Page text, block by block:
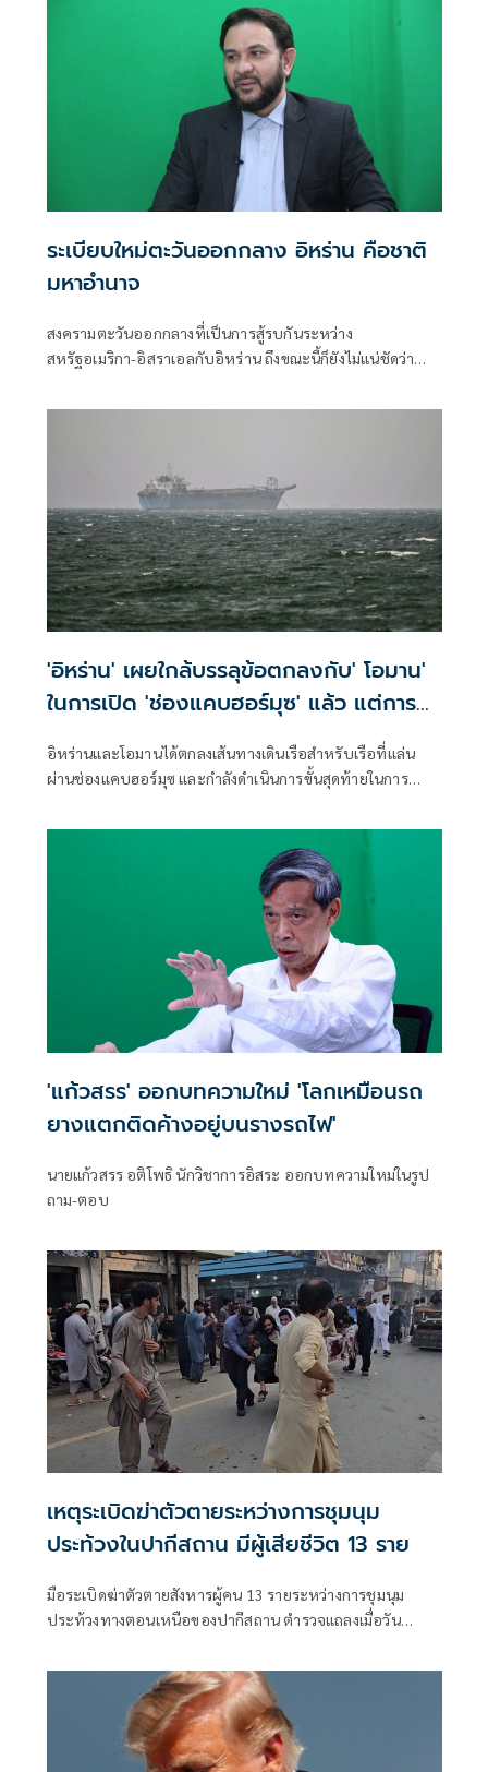
ระเบียบใหม่ตะวันออกกลาง อิหร่าน คือชาติ
มหาอำนาจ
สงครามตะวันออกกลางที่เป็นการสู้รบกันระหว่าง
สหรัฐอเมริกา-อิสราเอลกับอิหร่าน ถึงขณะนี้ก็ยังไม่แน่ชัดว่า
ไม่
'อิหร่าน' เผยใกล้บรรลุข้อตกลงกับ' โอมาน'
ในการเปิด 'ช่องแคบฮอร์มุซ' แล้ว แต่การ
อิหร่านและโอมานได้ตกลงเส้นทางเดินเรือสำหรับเรือที่แล่น
ผ่านช่องแคบฮอร์มุซ และกำลังดำเนินการขั้นสุดท้ายในการ
กล่าวเมื่อวันพุธที่ผ่านมา แม้ว่าเหตุการณ์ด้านความมั่นคงล่าสุด
จะเน้นย้ำถึงความเสี่ยงที่ยังคงมีอยู่สำหรับการขนส่งทางเรือใน
'แก้วสรร' ออกบทความใหม่ 'โลกเหมือนรถ
ยางแตกติดค้างอยู่บนรางรถไฟ'
นายแก้วสรร อติโพธิ นักวิชาการอิสระ ออกบทความใหม่ในรูป
ถาม-ตอบ
เหตุระเบิดฆ่าตัวตายระหว่างการชุมนุม
ประท้วงในปากีสถาน มีผู้เสียชีวิต 13 ราย
มือระเบิดฆ่าตัวตายสังหารผู้คน 13 รายระหว่างการชุมนุม
ประท้วงทางตอนเหนือของปากีสถาน ตำรวจแถลงเมื่อวัน
จังหวัดไคเบอร์ปัคตุนควา